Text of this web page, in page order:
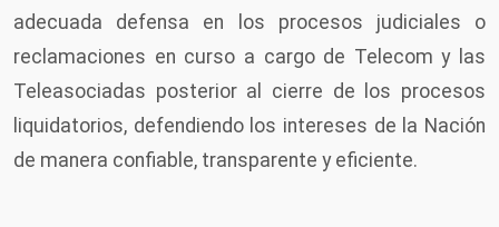
adecuada defensa en los procesos judiciales o
reclamaciones en curso a cargo de Telecom y las
Teleasociadas posterior al cierre de los procesos
liquidatorios, defendiendo los intereses de la Nación
de manera confiable, transparente y eficiente.